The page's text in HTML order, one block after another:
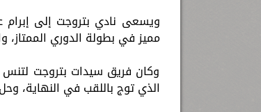
ويسعى نادي بتروجت إلى إبرام
مميز في بطولة الدوري
وكان فريق سيدات بتروجت لتنس
الذي توج باللقب في النهاية،